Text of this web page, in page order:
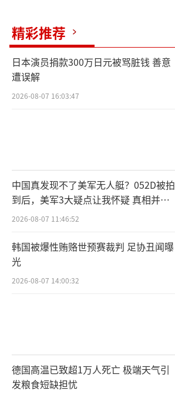
精彩推荐
日本演员捐款300万日元被骂脏钱 善意
遭误解
2026-08-07 16:03:47
中国真发现不了美军无人艇？052D被拍
到后，美军3大疑点让我怀疑 真相并非
如此
2026-08-07 11:46:52
韩国被爆性贿赂世预赛裁判 足协丑闻曝
光
2026-08-07 14:00:32
德国高温已致超1万人死亡 极端天气引
发粮食短缺担忧